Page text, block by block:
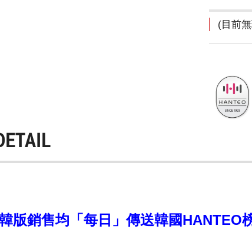
(目前
版銷售均「每日」傳送韓國HANTEO